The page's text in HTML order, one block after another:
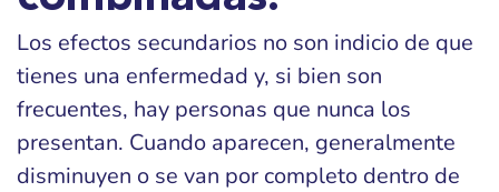
Los efectos secundarios no son indicio de que
tienes una enfermedad y, si bien son
frecuentes, hay personas que nunca los
presentan. Cuando aparecen, generalmente
disminuyen o se van por completo dentro de